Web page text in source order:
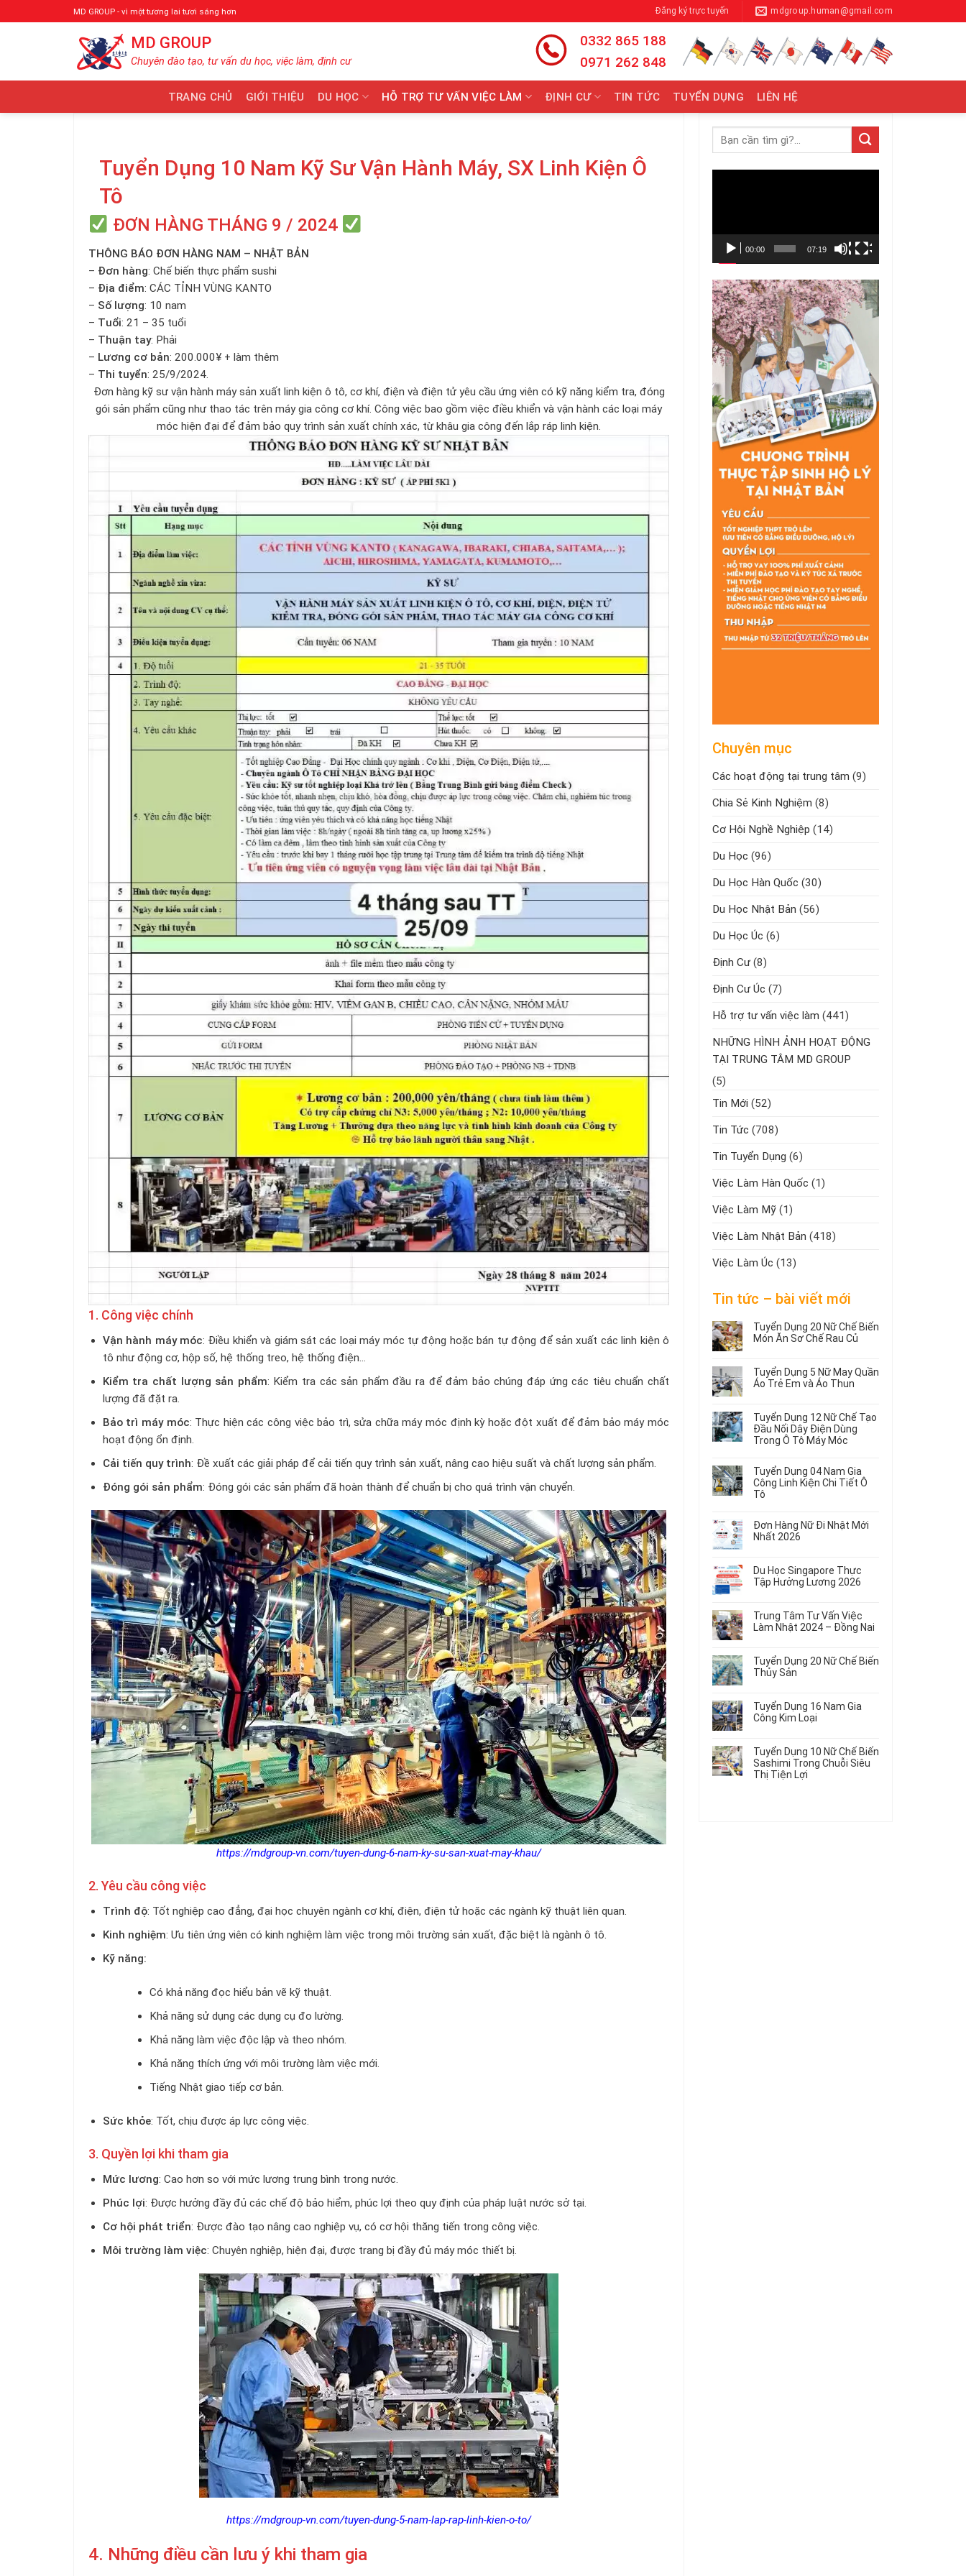
qua
MD GROUP - vì một tương lai tươi sáng hơn Đăng ký trực tuyến mdgroup.human@gmail.com
MD GROUP
Chuyên đào tạo, tư vấn du học, việc làm, định cư
0332 865 188
0971 262 848
TRANG CHỦ GIỚI THIỆU DU HỌC HỖ TRỢ TƯ VẤN VIỆC LÀM ĐỊNH CƯ TIN TỨC TUYỂN DỤNG LIÊN HỆ
Tuyển Dụng 10 Nam Kỹ Sư Vận Hành Máy, SX Linh Kiện Ô
Tô
ĐƠN HÀNG THÁNG 9 / 2024
THÔNG BÁO ĐƠN HÀNG NAM – NHẬT BẢN
– Đơn hàng: Chế biến thực phẩm sushi
– Địa điểm: CÁC TỈNH VÙNG KANTO
– Số lượng: 10 nam
– Tuổi: 21 – 35 tuổi
– Thuận tay: Phải
– Lương cơ bản: 200.000¥ + làm thêm
– Thi tuyển: 25/9/2024.
Đơn hàng kỹ sư vận hành máy sản xuất linh kiện ô tô, cơ khí, điện và điện tử yêu cầu ứng viên có kỹ năng kiểm tra, đóng
gói sản phẩm cũng như thao tác trên máy gia công cơ khí. Công việc bao gồm việc điều khiển và vận hành các loại máy
móc hiện đại để đảm bảo quy trình sản xuất chính xác, từ khâu gia công đến lắp ráp linh kiện.
1. Công việc chính
Vận hành máy móc: Điều khiển và giám sát các loại máy móc tự động hoặc bán tự động để sản xuất các linh kiện ô
tô như động cơ, hộp số, hệ thống treo, hệ thống điện…
Kiểm tra chất lượng sản phẩm: Kiểm tra các sản phẩm đầu ra để đảm bảo chúng đáp ứng các tiêu chuẩn chất
lượng đã đặt ra.
Bảo trì máy móc: Thực hiện các công việc bảo trì, sửa chữa máy móc định kỳ hoặc đột xuất để đảm bảo máy móc
hoạt động ổn định.
Cải tiến quy trình: Đề xuất các giải pháp để cải tiến quy trình sản xuất, nâng cao hiệu suất và chất lượng sản phẩm.
Đóng gói sản phẩm: Đóng gói các sản phẩm đã hoàn thành để chuẩn bị cho quá trình vận chuyển.
https://mdgroup-vn.com/tuyen-dung-6-nam-ky-su-san-xuat-may-khau/
2. Yêu cầu công việc
Trình độ: Tốt nghiệp cao đẳng, đại học chuyên ngành cơ khí, điện, điện tử hoặc các ngành kỹ thuật liên quan.
Kinh nghiệm: Ưu tiên ứng viên có kinh nghiệm làm việc trong môi trường sản xuất, đặc biệt là ngành ô tô.
Kỹ năng:
Có khả năng đọc hiểu bản vẽ kỹ thuật.
Khả năng sử dụng các dụng cụ đo lường.
Khả năng làm việc độc lập và theo nhóm.
Khả năng thích ứng với môi trường làm việc mới.
Tiếng Nhật giao tiếp cơ bản.
Sức khỏe: Tốt, chịu được áp lực công việc.
3. Quyền lợi khi tham gia
Mức lương: Cao hơn so với mức lương trung bình trong nước.
Phúc lợi: Được hưởng đầy đủ các chế độ bảo hiểm, phúc lợi theo quy định của pháp luật nước sở tại.
Cơ hội phát triển: Được đào tạo nâng cao nghiệp vụ, có cơ hội thăng tiến trong công việc.
Môi trường làm việc: Chuyên nghiệp, hiện đại, được trang bị đầy đủ máy móc thiết bị.
https://mdgroup-vn.com/tuyen-dung-5-nam-lap-rap-linh-kien-o-to/
4. Những điều cần lưu ý khi tham gia
00:00 07:19
Chuyên mục
Các hoạt động tại trung tâm (9)
Chia Sẻ Kinh Nghiệm (8)
Cơ Hội Nghề Nghiệp (14)
Du Học (96)
Du Học Hàn Quốc (30)
Du Học Nhật Bản (56)
Du Học Úc (6)
Định Cư (8)
Định Cư Úc (7)
Hỗ trợ tư vấn việc làm (441)
NHỮNG HÌNH ẢNH HOẠT ĐỘNG
TẠI TRUNG TÂM MD GROUP
(5)
Tin Mới (52)
Tin Tức (708)
Tin Tuyển Dụng (6)
Việc Làm Hàn Quốc (1)
Việc Làm Mỹ (1)
Việc Làm Nhật Bản (418)
Việc Làm Úc (13)
Tin tức – bài viết mới
Tuyển Dụng 20 Nữ Chế Biến
Món Ăn Sơ Chế Rau Củ
có
bình
luận
Tuyển
Dụng
20
Nữ
Biến
Món
Ăn
Rau
Củ
Tuyển Dụng 5 Nữ May Quần
Áo Trẻ Em và Áo Thun
có
bình
luận
ở
Dụng
5
Nữ
May
Áo
Trẻ
Áo
Thun
Tuyển Dụng 12 Nữ Chế Tạo
Đầu Nối Dây Điện Dùng
Trong Ô Tô Máy Móc
có
bình
luận
ở
Dụng
12
Tạo
Đầu
Điện
Dùng
Tô
Máy
Tuyển Dụng 04 Nam Gia
Công Linh Kiện Chi Tiết Ô
Tô
có
bình
luận
Tuyển
Dụng
04
Gia
Công
Chi
Tiết
Đơn Hàng Nữ Đi Nhật Mới
Nhất 2026
có
bình
luận
Đơn
Hàng
Nữ
Nhật
Mới
Nhất
Du Học Singapore Thực
Tập Hưởng Lương 2026
có
bình
luận
Du
Học
Singapore
Tập
Hưởng
Lương
Trung Tâm Tư Vấn Việc
Làm Nhật 2024 – Đồng Nai
có
bình
luận
Trung
Tâm
Tư
Việc
Làm
Nhật
2024
Tuyển Dụng 20 Nữ Chế Biến
Thủy Sản
có
bình
luận
Tuyển
Dụng
20
Nữ
Tuyển Dụng 16 Nam Gia
Công Kim Loại
có
bình
luận
ở
Tuyển Dụng 10 Nữ Chế Biến
Sashimi Trong Chuỗi Siêu
Thị Tiện Lợi